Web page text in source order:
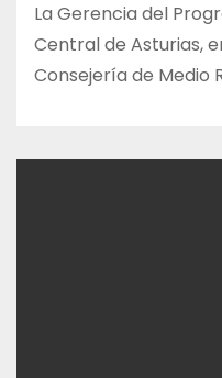
La Gerencia del
Central de Asturias,
Consejería de Medio